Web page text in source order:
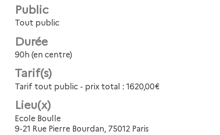
Public
Tout public
Durée
90h (en centre)
Tarif(s)
Tarif tout public - prix total : 1620,00€
Lieu(x)
Ecole Boulle
9-21 Rue Pierre Bourdan, 75012 Paris